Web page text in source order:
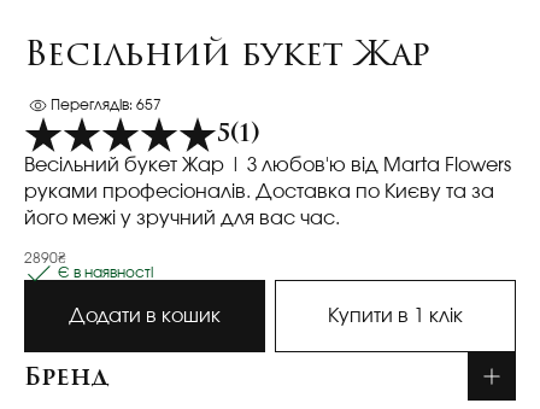
Весільний букет Жар
Переглядів: 657
5(1)
Весільний букет Жар
| З любов'ю від Marta Flowers
руками професіоналів. Доставка по Києву та за
його межі у зручний для вас час.
2890₴
Є в наявності
Додати в кошик Купити в 1 клік
Бренд